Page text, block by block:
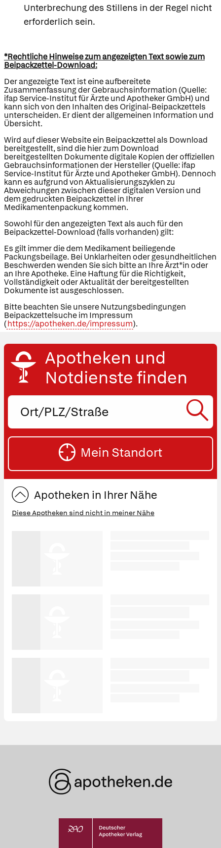
Unterbrechung des Stillens in der Regel nicht
erforderlich sein.
*Rechtliche Hinweise zum angezeigten Text sowie zum
Beipackzettel-Download:
Der angezeigte Text ist eine aufbereitete
Zusammenfassung der Gebrauchsinformation (Quelle:
ifap Service-Institut für Ärzte und Apotheker GmbH) und
kann sich von den Inhalten des Original-Beipackzettels
unterscheiden. Er dient der allgemeinen Information und
Übersicht.
Wird auf dieser Website ein Beipackzettel als Download
bereitgestellt, sind die hier zum Download
bereitgestellten Dokumente digitale Kopien der offiziellen
Gebrauchsinformationen der Hersteller (Quelle: ifap
Service-Institut für Ärzte und Apotheker GmbH). Dennoch
kann es aufgrund von Aktualisierungszyklen zu
Abweichungen zwischen dieser digitalen Version und
dem gedruckten Beipackzettel in Ihrer
Medikamentenpackung kommen.
Sowohl für den angezeigten Text als auch für den
Beipackzettel-Download (falls vorhanden) gilt:
Es gilt immer die dem Medikament beiliegende
Packungsbeilage. Bei Unklarheiten oder gesundheitlichen
Beschwerden wenden Sie sich bitte an Ihre Ärzt*in oder
an Ihre Apotheke. Eine Haftung für die Richtigkeit,
Vollständigkeit oder Aktualität der bereitgestellten
Dokumente ist ausgeschlossen.
Bitte beachten Sie unsere Nutzungsbedingungen
Beipackzettelsuche im Impressum
(https://apotheken.de/impressum).
Apotheken und
Notdienste finden
Ort,
oder
Straße
Mein Standort
Apotheken in Ihrer Nähe
Diese Apotheken sind nicht in meiner Nähe